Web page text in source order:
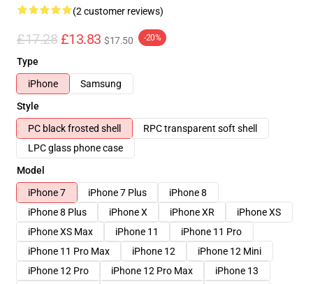
(2 customer reviews)
£17.28 £13.83 $17.50 -20%
Type
iPhone
Samsung
Style
PC black frosted shell
RPC transparent soft shell
LPC glass phone case
Model
iPhone 7
iPhone 7 Plus
iPhone 8
iPhone 8 Plus
iPhone X iPhone XR
iPhone XS
iPhone XS Max
iPhone 11
iPhone 11 Pro
iPhone 11 Pro Max
iPhone 12
iPhone 12 Mini
iPhone 12 Pro
iPhone 12 Pro Max
iPhone 13